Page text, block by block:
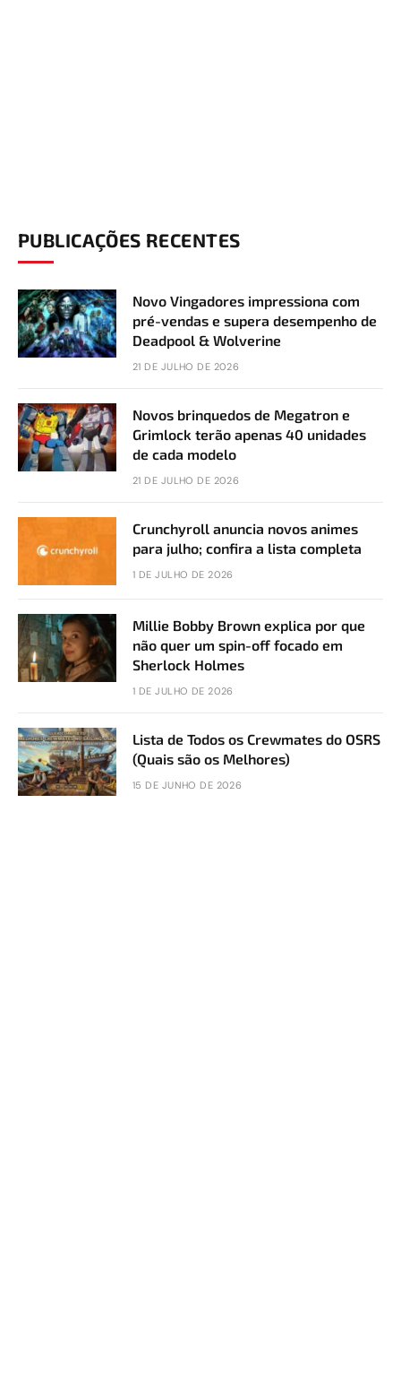
PUBLICAÇÕES RECENTES
Novo Vingadores impressiona com
pré-vendas e supera desempenho de
Deadpool & Wolverine
21 DE JULHO DE 2026
Novos brinquedos de Megatron e
Grimlock terão apenas 40 unidades
de cada modelo
21 DE JULHO DE 2026
Crunchyroll anuncia novos animes
para julho; confira a lista completa
1 DE JULHO DE 2026
Millie Bobby Brown explica por que
não quer um spin-off focado em
Sherlock Holmes
1 DE JULHO DE 2026
Lista de Todos os Crewmates do OSRS
(Quais são os Melhores)
15 DE JUNHO DE 2026